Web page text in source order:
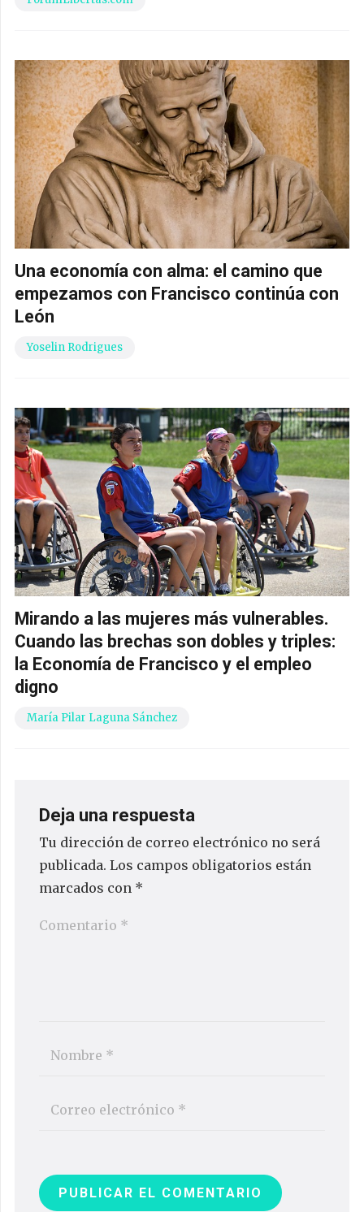
Una economía con alma: el camino que
empezamos con Francisco continúa con
León
Yoselin Rodrigues
Mirando a las mujeres más vulnerables.
Cuando las brechas son dobles y triples:
la Economía de Francisco y el empleo
digno
María Pilar Laguna Sánchez
Deja una respuesta
Tu dirección de correo electrónico no será
publicada. Los campos obligatorios están
marcados con *
PUBLICAR EL COMENTARIO